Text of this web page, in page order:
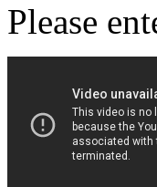
Please